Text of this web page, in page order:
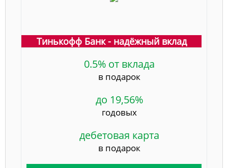
Тинькофф Банк - надёжный вклад
0.5% от вклада
в подарок
до 19,56%
годовых
дебетовая карта
в подарок